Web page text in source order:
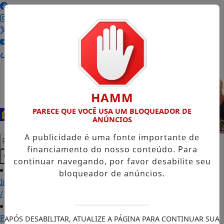
Pesquisar Notícia
Início
/
Podcasts
HAMM
PARECE QUE VOCÊ USA UM BLOQUEADOR DE
ANÚNCIOS
A publicidade é uma fonte importante de
financiamento do nosso conteúdo. Para
continuar navegando, por favor desabilite seu
bloqueador de anúncios.
APÓS DESABILITAR, ATUALIZE A PÁGINA PARA CONTINUAR SUA